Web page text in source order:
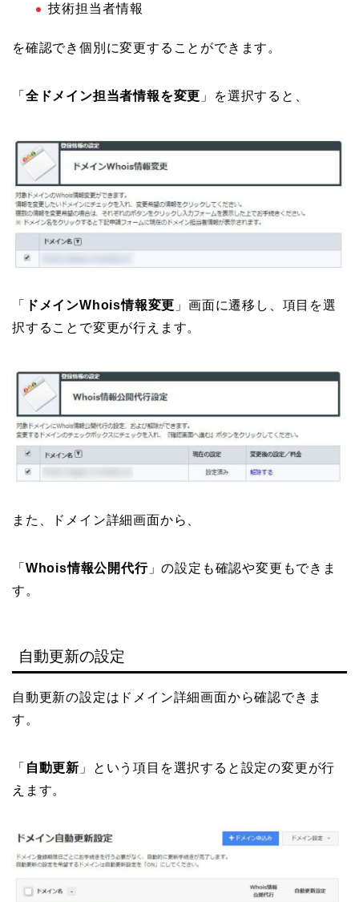
技術担当者情報
を確認でき個別に変更することができます。
「 全ドメイン担当者情報を変更 」を選択すると、
「 ドメインWhois情報変更 」画面に遷移し、項目を選
択することで変更が行えます。
また、ドメイン詳細画面から、
「 Whois情報公開代行」の設定も確認や変更もできま
す。
自動更新の設定
自動更新の設定はドメイン詳細画面から確認できま
す。
「 自動更新 」という項目を選択すると設定の変更が行
えます。